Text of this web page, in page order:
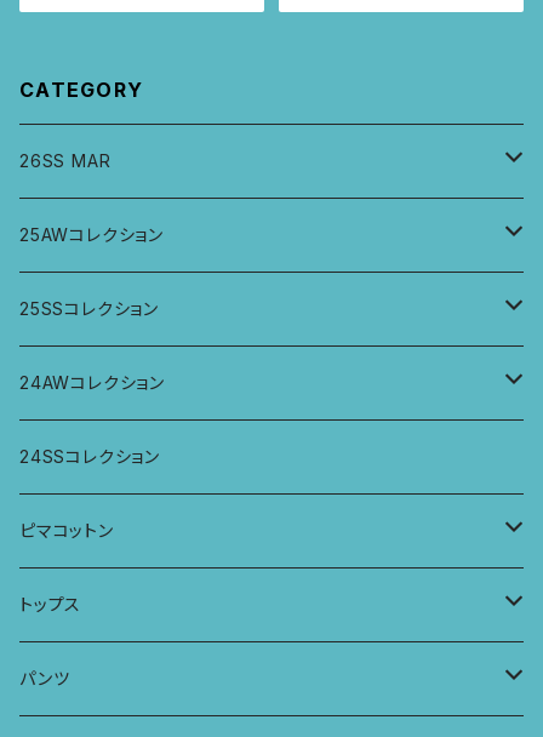
CATEGORY
26SS MAR
トップス
ジャケット、羽織
パンツ
ワンピース
25AWコレクション
トップス
パンツ
スカート
パーカー
25SSコレクション
トップス
パンツ
ワンピース
24AWコレクション
ワイドパンツ
ロングスリーブトップス
ロングスリーブワンピース
Tシャツ
24SSコレクション
ピマコットン
Tシャツ
フレンチスリーブラウス
トップス
タンクトップ・キャミソール
パンツ